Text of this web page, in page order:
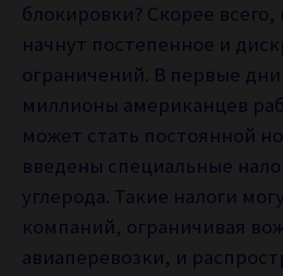
блокировки? Скорее
начнут постепенное и
ограничений. В первые
миллионы американцев
может стать постоянной
введены специальные
углерода. Такие налоги
компаний, ограничивая
авиаперевозки, и